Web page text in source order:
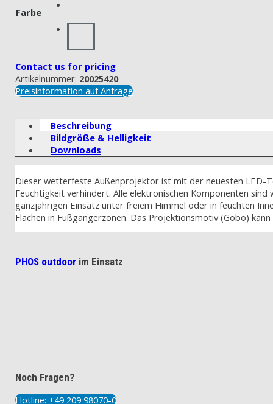
Farbe
Contact us for pricing
Artikelnummer: 20025420
Preisinformation auf Anfrage
Beschreibung
Bildgröße & Helligkeit
Downloads
Dieser wetterfeste Außenprojektor ist mit der neuesten LED-
Feuchtigkeit verhindert. Alle elektronischen Komponenten
ganzjährigen Einsatz unter freiem Himmel oder in feuchten
Flächen in Fußgängerzonen. Das Projektionsmotiv (Gobo)
PHOS outdoor im Einsatz
Noch Fragen?
Hotline: +49 209 98070-0